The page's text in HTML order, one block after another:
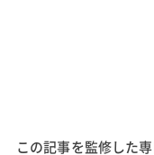
この記事を監修した